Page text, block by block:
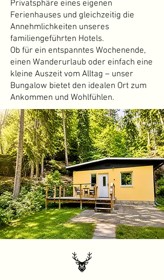
Privatsphäre eines eigenen
Ferienhauses und gleichzeitig die
Annehmlichkeiten unseres
familiengeführten Hotels.
Ob für ein entspanntes Wochenende,
einen Wanderurlaub oder einfach eine
kleine Auszeit vom Alltag – unser
Bungalow bietet den idealen Ort zum
Ankommen und Wohlfühlen.